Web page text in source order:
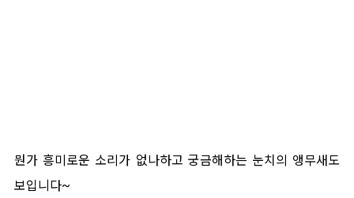
뭔가 흥미로운 소리가 없나하고 궁금해하는 눈치의 앵무새도
보입니다~